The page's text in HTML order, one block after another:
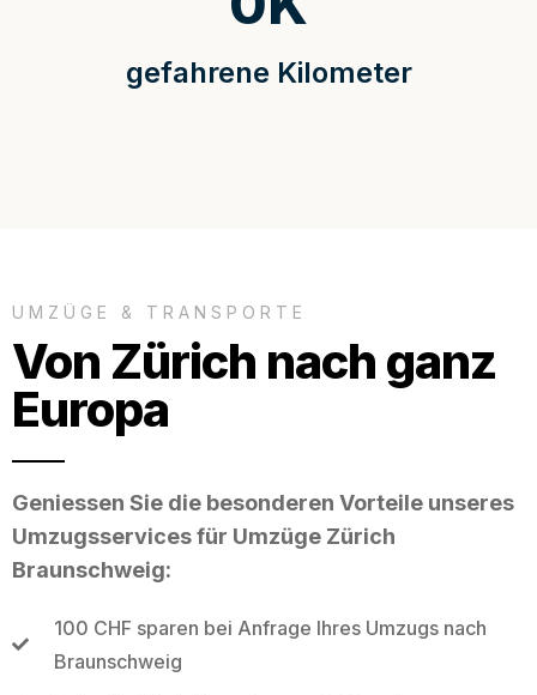
gefahrene Kilometer
UMZÜGE & TRANSPORTE
Von Zürich nach ganz
Europa
Geniessen Sie die besonderen Vorteile unseres
Umzugsservices für Umzüge Zürich
Braunschweig:
100 CHF sparen bei Anfrage Ihres Umzugs nach
Braunschweig